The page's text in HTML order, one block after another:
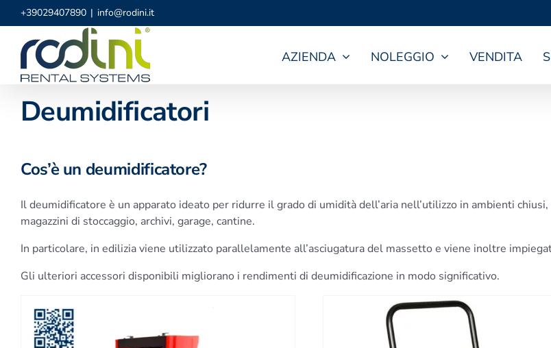
Salta
al
contenuto
+39029407890 | info@rodini.it
AZIENDA NOLEGGIO VENDITA
Deumidificatori
Cos’è un deumidificatore?
Il deumidificatore è un apparato ideato per ridurre il grado di umidità dell’aria nell’utilizzo in ambienti
magazzini di stoccaggio, archivi, garage, cantine.
In particolare, in edilizia viene utilizzato parallelamente all’asciugatura del massetto e viene inoltre
Gli ulteriori accessori disponibili migliorano i rendimenti di deumidificazione in modo significativo.